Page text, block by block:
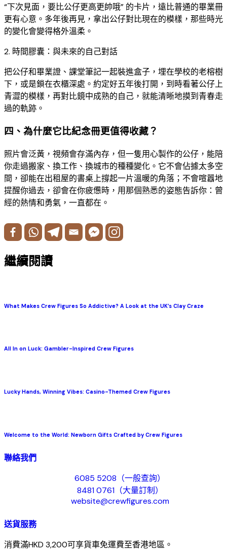
“下次見面，要比公仔更高更帥哦” 的卡片，遠比普通的畢業冊
更有心意。多年後再見，拿出公仔對比現在的模樣，那些時光
的變化會變得格外溫柔。​
2. 時間膠囊：與未來的自己對話​
把公仔和畢業證、課堂筆記一起裝進盒子，埋在學校的老榕樹
下，或是鎖在衣櫃深處。約定好五年後打開，到時看著公仔上
青澀的模樣，再對比鏡中成熟的自己，就能清晰地摸到青春走
過的軌跡。​
四、為什麼它比紀念冊更值得收藏？​
照片會泛黃，視頻會存滿內存，但一隻用心製作的公仔，能陪
你走過搬家、換工作、換城市的種種變化。它不會佔據太多空
間，卻能在出租屋的書桌上撐起一片溫暖的角落；不會喧囂地
提醒你過去，卻會在你疲憊時，用那個熟悉的姿態告訴你：曾
經的熱情和勇氣，一直都在。
繼續閱讀
What Makes Crew Figures So Addictive? A Look at the UK’s Clay Craze
All In on Luck: Gambler-Inspired Crew Figures
Lucky Hands, Winning Vibes: Casino-Themed Crew Figures
Welcome to the World: Newborn Gifts Crafted by Crew Figures
聯絡我們
6085 5208（一般查詢）
8481 0761（大量訂制）
website@crewfigures.com
送貨服務
消費滿HKD 3,200可享貨車免運費至香港地區。